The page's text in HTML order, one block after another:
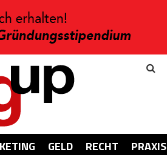
GELD RECHT PRAXIS